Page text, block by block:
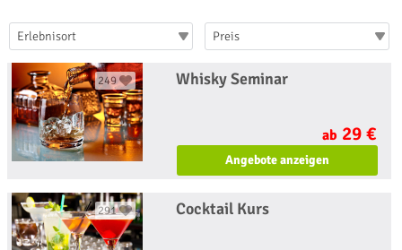
Erlebnisort Preis
249 Whisky Seminar
ab 29 €
Angebote anzeigen
291 Cocktail Kurs